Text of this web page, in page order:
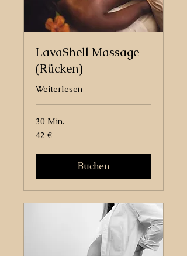
LavaShell Massage
(Rücken)
Weiterlesen
30 Min.
42
Euro
42 €
Buchen